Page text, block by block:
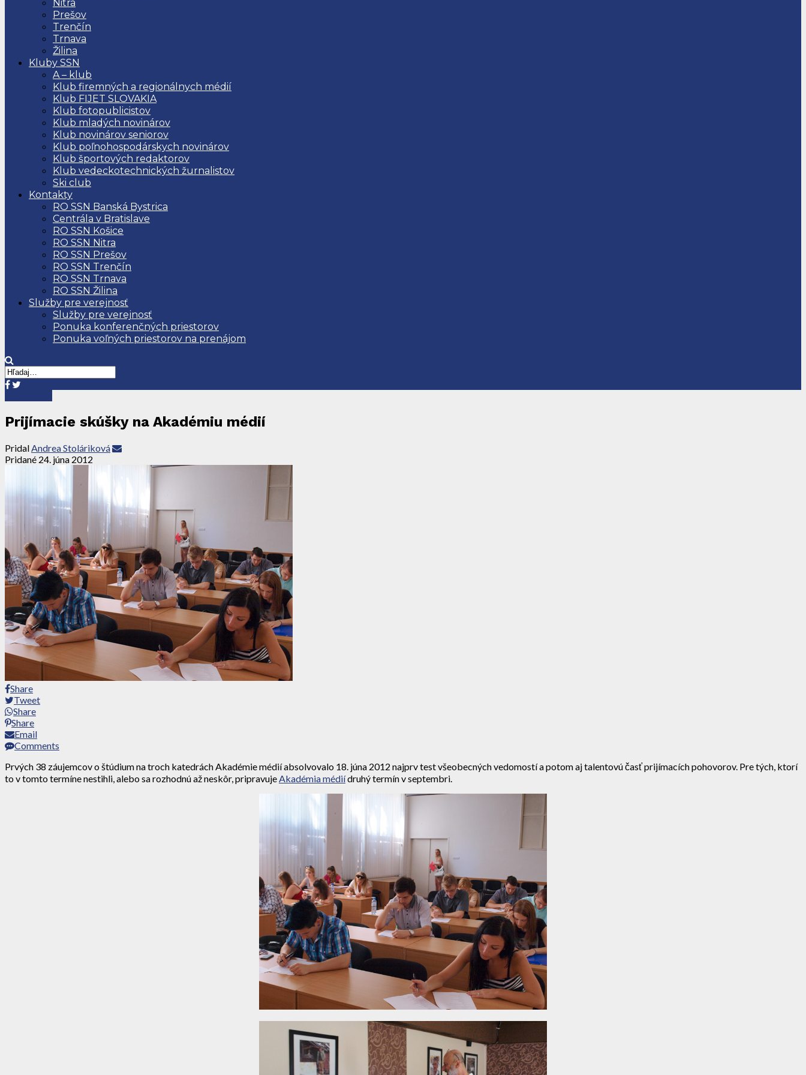
Nitra
Prešov
Trenčín
Trnava
Žilina
Kluby SSN
A – klub
Klub firemných a regionálnych médií
Klub FIJET SLOVAKIA
Klub fotopublicistov
Klub mladých novinárov
Klub novinárov seniorov
Klub poľnohospodárskych novinárov
Klub športových redaktorov
Klub vedeckotechnických žurnalistov
Ski club
Kontakty
RO SSN Banská Bystrica
Centrála v Bratislave
RO SSN Košice
RO SSN Nitra
RO SSN Prešov
RO SSN Trenčín
RO SSN Trnava
RO SSN Žilina
Služby pre verejnosť
Služby pre verejnosť
Ponuka konferenčných priestorov
Ponuka voľných priestorov na prenájom
Prijímacie skúšky na Akadémiu médií
Pridal Andrea Stoláriková
Pridané 24. júna 2012
Share
Tweet
Share
Share
Email
Comments
Prvých 38 záujemcov o štúdium na troch katedrách Akadémie médií absolvovalo 18. júna 2012 najprv test všeobecných vedomostí a potom aj talentovú časť prijímacích pohovorov. Pre tých, ktorí
to v tomto termíne nestihli, alebo sa rozhodnú až neskôr, pripravuje Akadémia médiídruhý termín v septembri.